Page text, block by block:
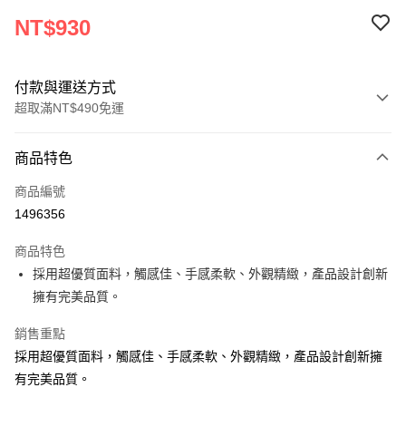
NT$930
付款與運送方式
超取滿NT$490免運
信用卡一次付款
超商取貨付款
Apple Pay
街口支付
悠遊付
AFTEE先享後付
商品特色
商品編號
1496356
商品特色
採用超優質面料，觸感佳、手感柔軟、外觀精緻，產品設計創新
擁有完美品質。
銷售重點
採用超優質面料，觸感佳、手感柔軟、外觀精緻，產品設計創新擁
有完美品質。